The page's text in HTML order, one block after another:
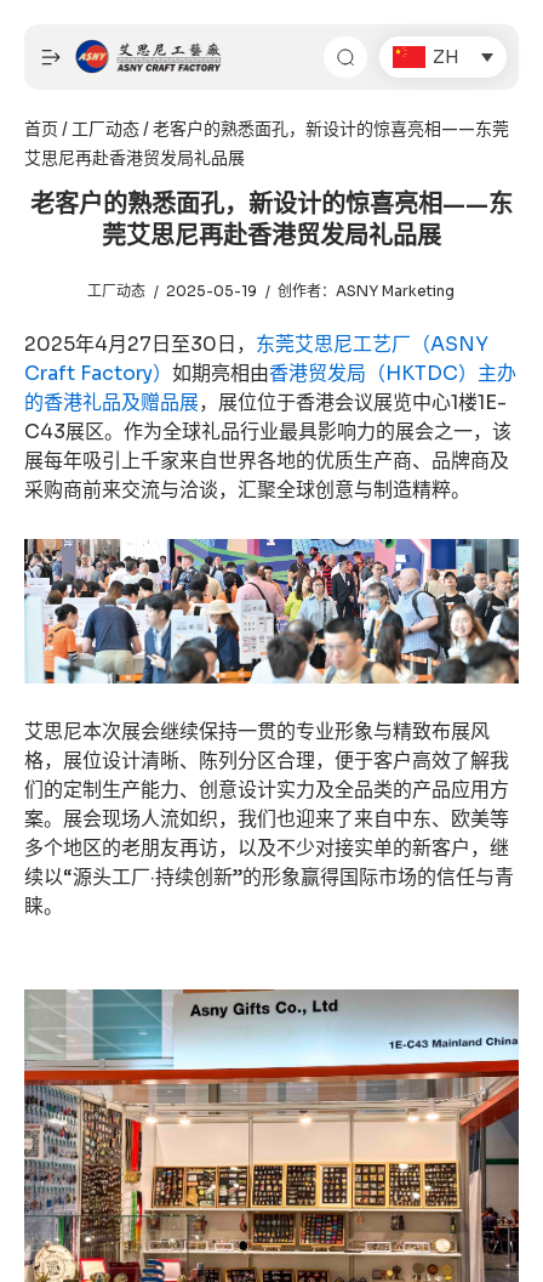
ZH
首页 / 工厂动态/ 老客户的熟悉面孔，新设计的惊喜亮相——东莞
艾思尼再赴香港贸发局礼品展
老客户的熟悉面孔，新设计的惊喜亮相——东
莞艾思尼再赴香港贸发局礼品展
工厂动态 2025-05-19 创作者：ASNY Marketing
2025年4月27日至30日， 东莞艾思尼工艺厂（ASNY
Craft Factory）如期亮相由香港贸发局（HKTDC）主办
的香港礼品及赠品展，展位位于香港会议展览中心1楼1E-
C43展区。作为全球礼品行业最具影响力的展会之一，该
展每年吸引上千家来自世界各地的优质生产商、品牌商及
采购商前来交流与洽谈，汇聚全球创意与制造精粹。
艾思尼本次展会继续保持一贯的专业形象与精致布展风
格，展位设计清晰、陈列分区合理，便于客户高效了解我
们的定制生产能力、创意设计实力及全品类的产品应用方
案。展会现场人流如织，我们也迎来了来自中东、欧美等
多个地区的老朋友再访，以及不少对接实单的新客户，继
续以“源头工厂·持续创新”的形象赢得国际市场的信任与青
睐。